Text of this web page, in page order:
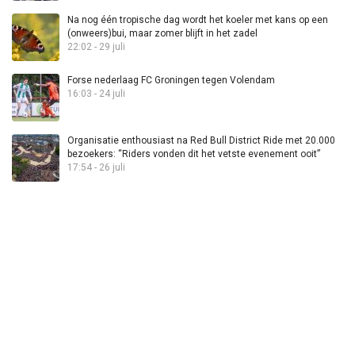
Na nog één tropische dag wordt het koeler met kans op een
(onweers)bui, maar zomer blijft in het zadel
22:02 - 29 juli
Forse nederlaag FC Groningen tegen Volendam
16:03 - 24 juli
Organisatie enthousiast na Red Bull District Ride met 20.000
bezoekers: “Riders vonden dit het vetste evenement ooit”
17:54 - 26 juli